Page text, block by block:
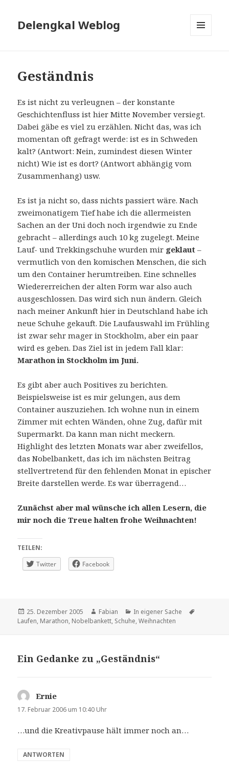
Delengkal Weblog
Geständnis
Es ist nicht zu verleugnen – der konstante
Geschichtenfluss ist hier Mitte November versiegt.
Dabei gäbe es viel zu erzählen. Nicht das, was ich
momentan oft gefragt werde: ist es in Schweden
kalt? (Antwort: Nein, zumindest diesen Winter
nicht) Wie ist es dort? (Antwort abhängig vom
Zusammenhang) usw.
Es ist ja nicht so, dass nichts passiert wäre. Nach
zweimonatigem Tief habe ich die allermeisten
Sachen an der Uni doch noch irgendwie zu Ende
gebracht – allerdings auch 10 kg zugelegt. Meine
Lauf- und Trekkingschuhe wurden mir geklaut –
vermutlich von den komischen Menschen, die sich
um den Container herumtreiben. Eine schnelles
Wiedererreichen der alten Form war also auch
ausgeschlossen. Das wird sich nun ändern. Gleich
nach meiner Ankunft hier in Deutschland habe ich
neue Schuhe gekauft. Die Laufauswahl im Frühling
ist zwar sehr mager in Stockholm, aber ein paar
wird es geben. Das Ziel ist in jedem Fall klar:
Marathon in Stockholm im Juni.
Es gibt aber auch Positives zu berichten.
Beispielsweise ist es mir gelungen, aus dem
Container auszuziehen. Ich wohne nun in einem
Zimmer mit echten Wänden, ohne Zug, dafür mit
Supermarkt. Da kann man nicht meckern.
Highlight des letzten Monats war aber zweifellos,
das Nobelbankett, das ich im nächsten Beitrag
stellvertretend für den fehlenden Monat in epischer
Breite darstellen werde. Es war überragend…
Zunächst aber mal wünsche ich allen Lesern, die
mir noch die Treue halten frohe Weihnachten!
TEILEN:
Twitter
Facebook
Veröffentlicht
am
25. Dezember 2005 Autor
Fabian Kategorien
In eigener Sache
Laufen, Marathon, Nobelbankett, Schuhe,Weihnachten
Ein Gedanke zu „Geständnis“
Ernie
17. Februar 2006 um 10:40 Uhr
…und die Kreativpause hält immer noch an…
ANTWORTEN